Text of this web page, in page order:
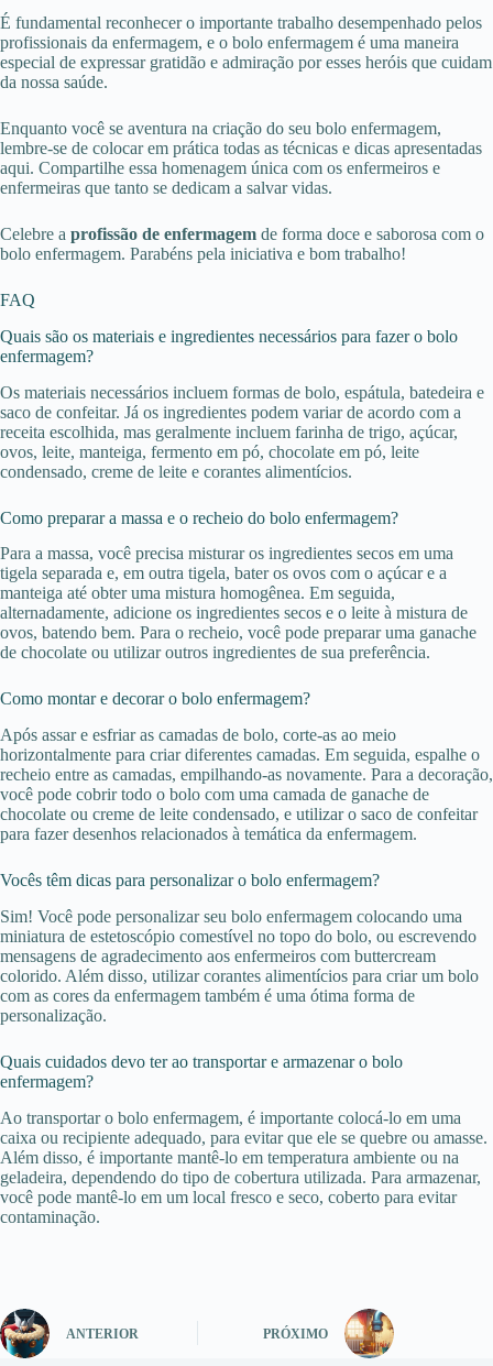
É fundamental reconhecer o importante trabalho desempenhado pelos
profissionais da enfermagem, e o bolo enfermagem é uma maneira
especial de expressar gratidão e admiração por esses heróis que cuidam
da nossa saúde.
Enquanto você se aventura na criação do seu bolo enfermagem,
lembre-se de colocar em prática todas as técnicas e dicas apresentadas
aqui. Compartilhe essa homenagem única com os enfermeiros e
enfermeiras que tanto se dedicam a salvar vidas.
Celebre a profissão de enfermagem de forma doce e saborosa com o
bolo enfermagem. Parabéns pela iniciativa e bom trabalho!
FAQ
Quais são os materiais e ingredientes necessários para fazer o bolo
enfermagem?
Os materiais necessários incluem formas de bolo, espátula, batedeira e
saco de confeitar. Já os ingredientes podem variar de acordo com a
receita escolhida, mas geralmente incluem farinha de trigo, açúcar,
ovos, leite, manteiga, fermento em pó, chocolate em pó, leite
condensado, creme de leite e corantes alimentícios.
Como preparar a massa e o recheio do bolo enfermagem?
Para a massa, você precisa misturar os ingredientes secos em uma
tigela separada e, em outra tigela, bater os ovos com o açúcar e a
manteiga até obter uma mistura homogênea. Em seguida,
alternadamente, adicione os ingredientes secos e o leite à mistura de
ovos, batendo bem. Para o recheio, você pode preparar uma ganache
de chocolate ou utilizar outros ingredientes de sua preferência.
Como montar e decorar o bolo enfermagem?
Após assar e esfriar as camadas de bolo, corte-as ao meio
horizontalmente para criar diferentes camadas. Em seguida, espalhe o
recheio entre as camadas, empilhando-as novamente. Para a decoração,
você pode cobrir todo o bolo com uma camada de ganache de
chocolate ou creme de leite condensado, e utilizar o saco de confeitar
para fazer desenhos relacionados à temática da enfermagem.
Vocês têm dicas para personalizar o bolo enfermagem?
Sim! Você pode personalizar seu bolo enfermagem colocando uma
miniatura de estetoscópio comestível no topo do bolo, ou escrevendo
mensagens de agradecimento aos enfermeiros com buttercream
colorido. Além disso, utilizar corantes alimentícios para criar um bolo
com as cores da enfermagem também é uma ótima forma de
personalização.
Quais cuidados devo ter ao transportar e armazenar o bolo
enfermagem?
Ao transportar o bolo enfermagem, é importante colocá-lo em uma
caixa ou recipiente adequado, para evitar que ele se quebre ou amasse.
Além disso, é importante mantê-lo em temperatura ambiente ou na
geladeira, dependendo do tipo de cobertura utilizada. Para armazenar,
você pode mantê-lo em um local fresco e seco, coberto para evitar
contaminação.
ANTERIOR PRÓXIMO